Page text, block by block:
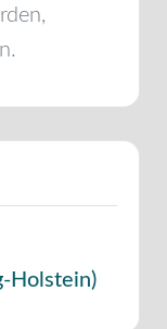
Holstein)